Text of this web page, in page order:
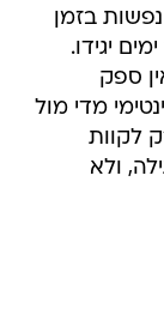
בזמן
יגידו.
ספק
מדי מול
לקוות
ולא